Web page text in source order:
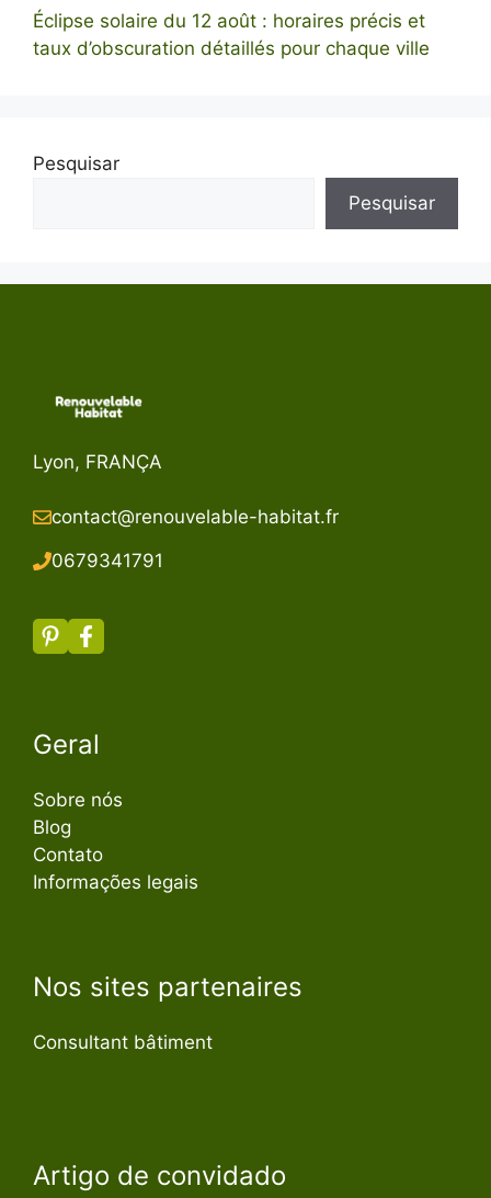
Éclipse solaire du 12 août : horaires précis et
taux d’obscuration détaillés pour chaque ville
Pesquisar
Pesquisar
Lyon, FRANÇA
contact@renouvelable-habitat.fr
0679341791
Geral
Sobre nós
Blog
Contato
Informações legais
Nos sites partenaires
Consultant bâtiment
Artigo de convidado